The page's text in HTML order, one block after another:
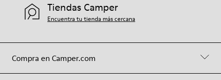
Compra en Camper.com
Tiendas Camper
Encuentra tu tienda más cercana